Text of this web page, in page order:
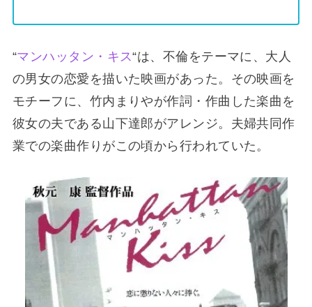
“マンハッタン・キス“は、不倫をテーマに、大人
の男女の恋愛を描いた映画があった。その映画を
モチーフに、竹内まりやが作詞・作曲した楽曲を
彼女の夫である山下達郎がアレンジ。夫婦共同作
業での楽曲作りがこの頃から行われていた。